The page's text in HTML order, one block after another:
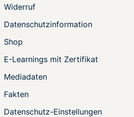
Widerruf
Datenschutzinformation
Shop
E-Learnings mit Zertifikat
Mediadaten
Fakten
Datenschutz-Einstellungen